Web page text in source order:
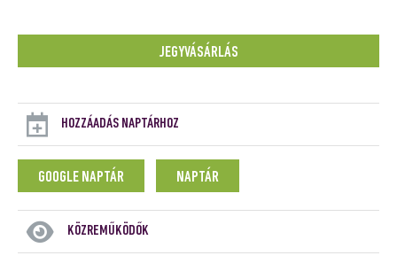
JEGYVÁSÁRLÁS
HOZZÁADÁS NAPTÁRHOZ
GOOGLE NAPTÁR NAPTÁR
KÖZREMŰKÖDŐK